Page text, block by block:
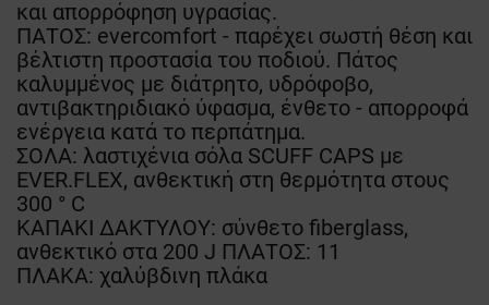
και απορρόφηση υγρασίας.
ΠΑΤΟΣ: evercomfort - παρέχει σωστή θέση και
βέλτιστη προστασία του ποδιού. Πάτος
καλυμμένος με διάτρητο, υδρόφοβο,
αντιβακτηριδιακό ύφασμα, ένθετο - απορροφά
ενέργεια κατά το περπάτημα.
ΣΟΛΑ: λαστιχένια σόλα SCUFF CAPS με
EVER.FLEX, ανθεκτική στη θερμότητα στους
300 ° C
ΚΑΠΑΚΙ ΔΑΚΤΥΛΟΥ: σύνθετο fiberglass,
ανθεκτικό στα 200 J ΠΛΑΤΟΣ: 11
ΠΛΑΚΑ: χαλύβδινη πλάκα